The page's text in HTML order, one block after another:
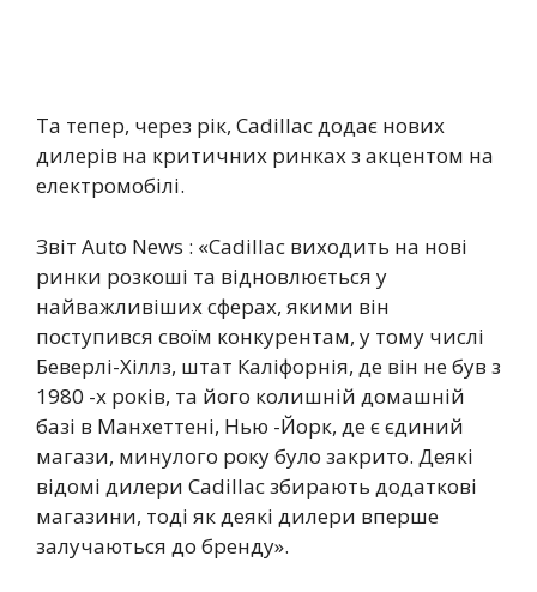
Та тепер, через рік, Cadillac додає нових
дилерів на критичних ринках з акцентом на
електромобілі.
Звіт Auto News : «Cadillac виходить на нові
ринки розкоші та відновлюється у
найважливіших сферах, якими він
поступився своїм конкурентам, у тому числі
Беверлі-Хіллз, штат Каліфорнія, де він не був з
1980 -х років, та його колишній домашній
базі в Манхеттені, Нью -Йорк, де є єдиний
магази, минулого року було закрито. Деякі
відомі дилери Cadillac збирають додаткові
магазини, тоді як деякі дилери вперше
залучаються до бренду».